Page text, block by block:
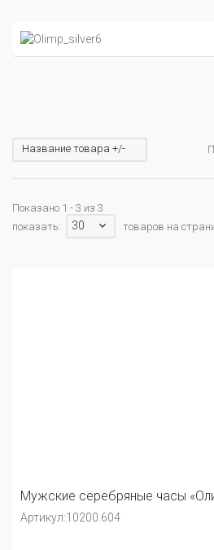
Название товара +/-
Показано 1 - 3 из 3
показать:
30 товаров на
Мужские серебряные часы
Артикул:10200.604